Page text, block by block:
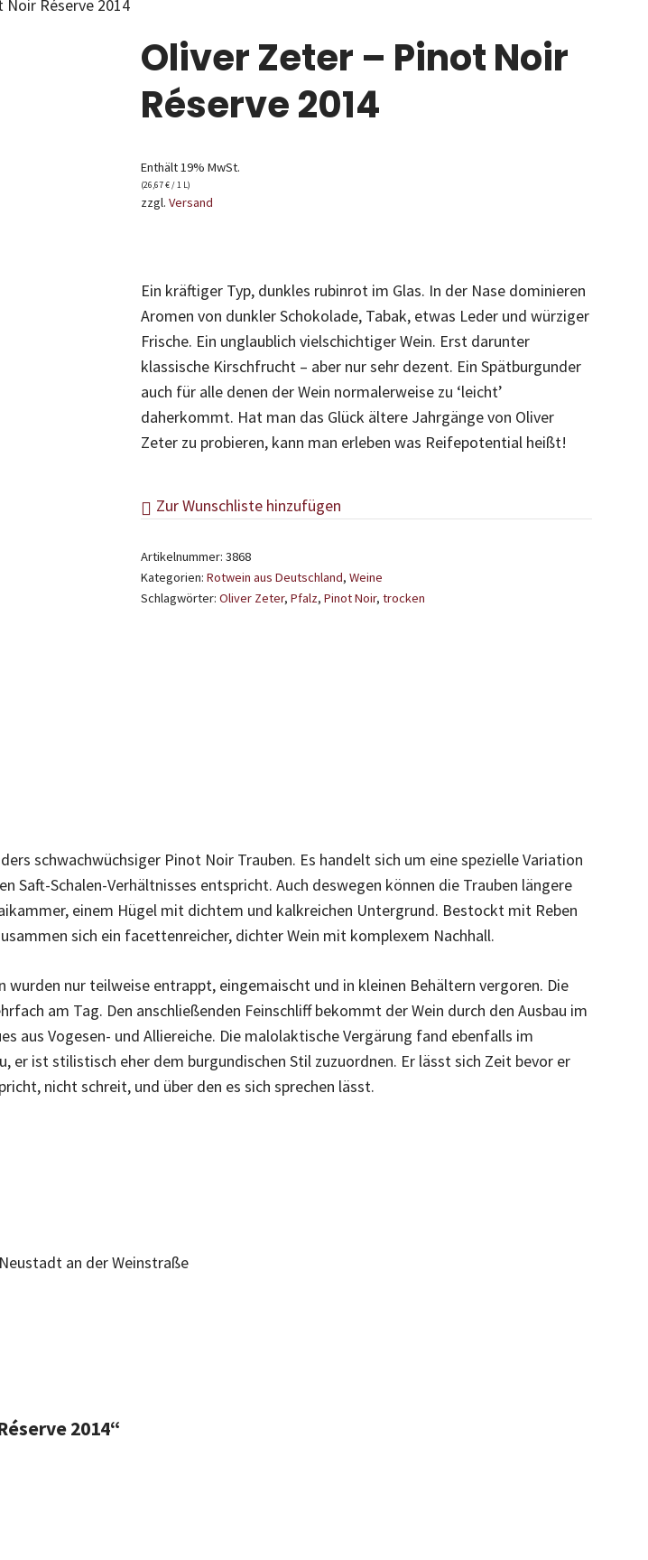
Réserve 2014
Oliver Zeter – Pinot Noir
Réserve 2014
Enthält 19% MwSt.
(26,67€/ 1 L)
zzgl. Versand
Ein kräftiger Typ, dunkles rubinrot im Glas. In der Nase dominieren
Aromen von dunkler Schokolade, Tabak, etwas Leder und würziger
Frische. Ein unglaublich vielschichtiger Wein. Erst darunter
klassische Kirschfrucht – aber nur sehr dezent. Ein Spätburgunder
auch für alle denen der Wein normalerweise zu ‘leicht’
daherkommt. Hat man das Glück ältere Jahrgänge von Oliver
Zeter zu probieren, kann man erleben was Reifepotential heißt!
Zur Wunschliste hinzufügen
Artikelnummer: 3868
Kategorien: Rotwein aus Deutschland, Weine
Schlagwörter: Oliver Zeter, Pfalz, Pinot Noir, trocken
schwachwüchsiger Pinot Noir Trauben. Es handelt sich um eine spezielle Variation
Schalen-Verhältnisses entspricht. Auch deswegen können die Trauben längere
einem Hügel mit dichtem und kalkreichen Untergrund. Bestockt mit Reben
sich ein facettenreicher, dichter Wein mit komplexem Nachhall.
nur teilweise entrappt, eingemaischt und in kleinen Behältern vergoren. Die
am Tag. Den anschließenden Feinschliff bekommt der Wein durch den Ausbau im
aus Vogesen- und Alliereiche. Die malolaktische Vergärung fand ebenfalls im
ist stilistisch eher dem burgundischen Stil zuzuordnen. Er lässt sich Zeit bevor er
nicht schreit, und über den es sich sprechen lässt.
an der Weinstraße
2014“